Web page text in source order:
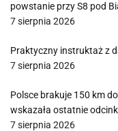
powstanie przy S8 pod
7 sierpnia 2026
Praktyczny instruktaż z
7 sierpnia 2026
Polsce brakuje 150 km
wskazała ostatnie
7 sierpnia 2026